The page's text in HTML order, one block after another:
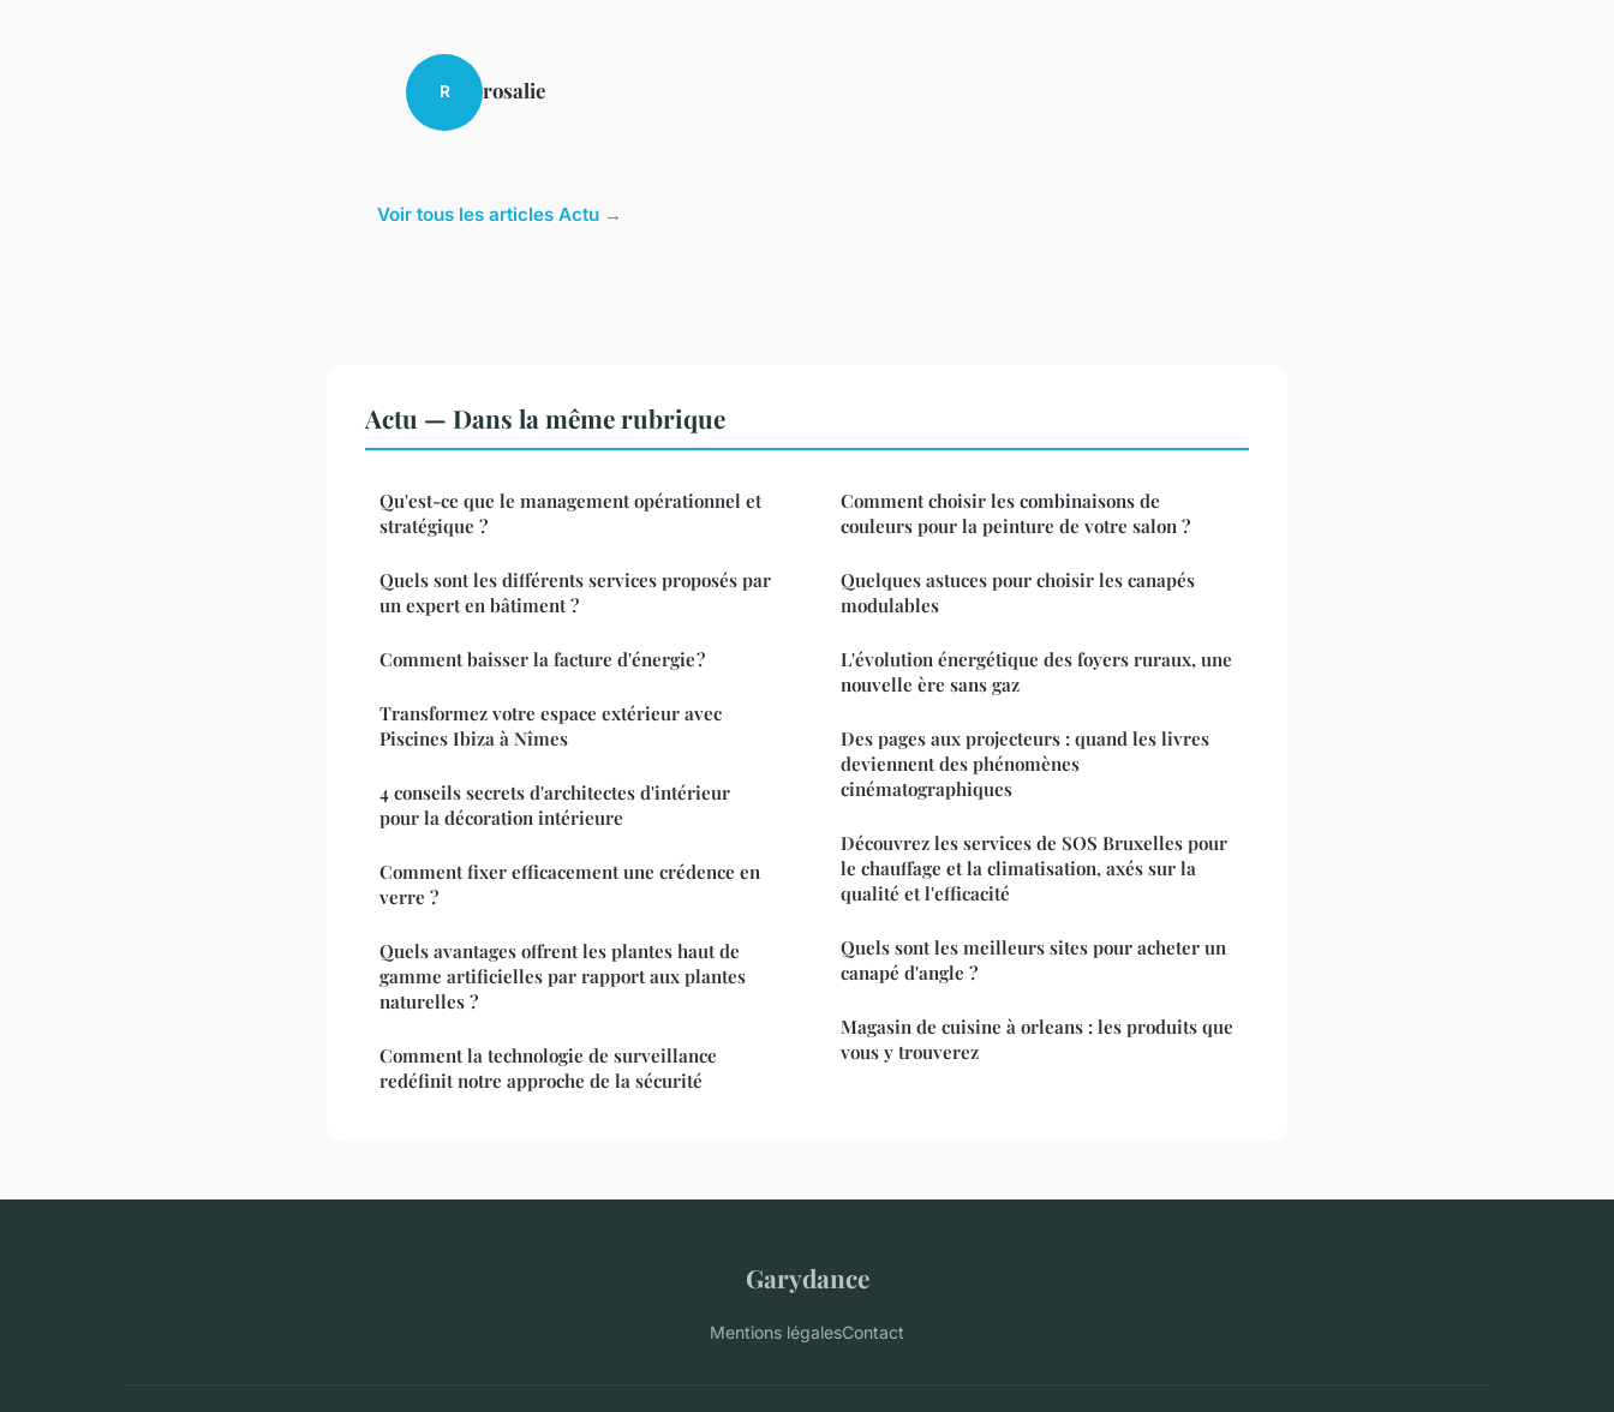
R rosalie
Voir tous les articles Actu →
Actu — Dans la même rubrique
Qu'est-ce que le management opérationnel et
stratégique ?
Quels sont les différents services proposés par
un expert en bâtiment ?
Comment baisser la facture d'énergie ?
Transformez votre espace extérieur avec
Piscines Ibiza à Nîmes
4 conseils secrets d'architectes d'intérieur
pour la décoration intérieure
Comment fixer efficacement une crédence en
verre ?
Quels avantages offrent les plantes haut de
gamme artificielles par rapport aux plantes
naturelles ?
Comment la technologie de surveillance
redéfinit notre approche de la sécurité
Comment choisir les combinaisons de
couleurs pour la peinture de votre salon ?
Quelques astuces pour choisir les canapés
modulables
L'évolution énergétique des foyers ruraux, une
nouvelle ère sans gaz
Des pages aux projecteurs : quand les livres
deviennent des phénomènes
cinématographiques
Découvrez les services de SOS Bruxelles pour
le chauffage et la climatisation, axés sur la
qualité et l'efficacité
Quels sont les meilleurs sites pour acheter un
canapé d'angle ?
Magasin de cuisine à orleans : les produits que
vous y trouverez
Garydance
Mentions légalesContact